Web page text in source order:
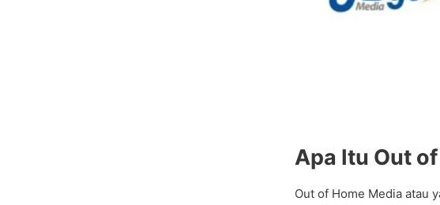
Apa Itu Out
Out of Home Media atau